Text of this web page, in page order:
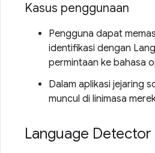
Kasus penggunaan
Pengguna dapat
identifikasi dengan
permintaan ke bahasa
Dalam aplikasi jejaring
muncul di linimasa
Language Detector